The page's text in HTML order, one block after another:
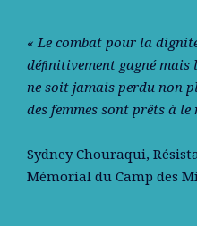
« Le combat pour la
déﬁnitivement gagné mais
ne soit jamais perdu non
des femmes sont prêts à le
Sydney Chouraqui,
Mémorial du Camp des